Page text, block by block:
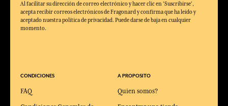
Al facilitar su dirección de correo electrónico y hacer clic en 'Suscribirse',
acepta recibir correos electrónicos de Fragonard y confirma que ha leído y
aceptado nuestra política de privacidad. Puede darse de baja en cualquier
momento.
CONDICIONES
FAQ
A PROPOSITO
Quien somos?